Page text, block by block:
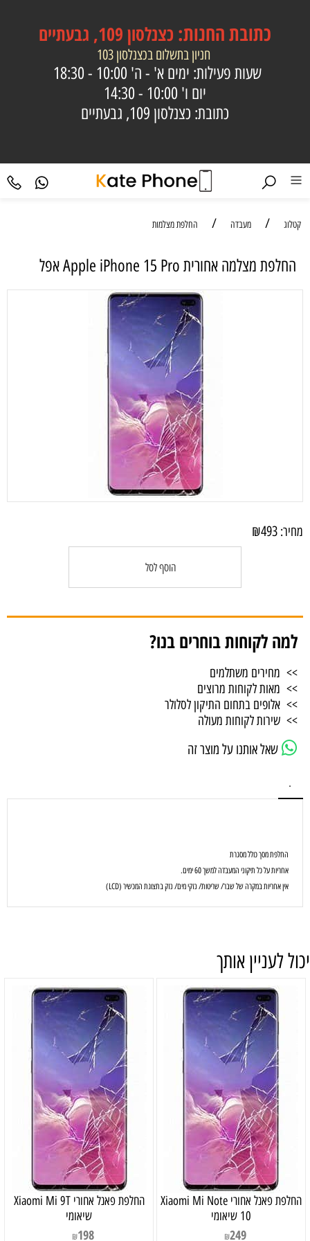
כתובתהחנות: כצנלסון 109, גבעתיים
חניון בתשלום בכצנלסון 103
שעות פעילות: ימים א' - ה' 10:00 - 18:30
יום ו' 10:00 - 14:30
כתובת: כצנלסון 109, גבעתיים
קטלוג / מעבדה / החלפת מצלמות
החלפת מצלמה אחורית Apple iPhone 15 Pro אפל
מחיר: ₪493
הוסף לסל
למה לקוחות בוחרים בנו?
>> מחירים משתלמים
>> מאות לקוחות מרוצים
>> אלופים בתחום התיקון לסלולר
>> שירות לקוחות מעולה
שאל אותנו על מוצר זה
.
החלפת מסך כולל מסגרת
אחריות על כל תיקוני המעבדה למשך 60 ימים.
אין אחריות במקרה של שבר/ שריטות/ נזקי מים/ נזק בתצוגת המכשיר (LCD)
יכול לעניין אותך
‏החלפת פאנל אחורי Xiaomi Mi Note
10 שיאומי
₪249
‏החלפת פאנל אחורי Xiaomi Mi 9T
שיאומי
₪198